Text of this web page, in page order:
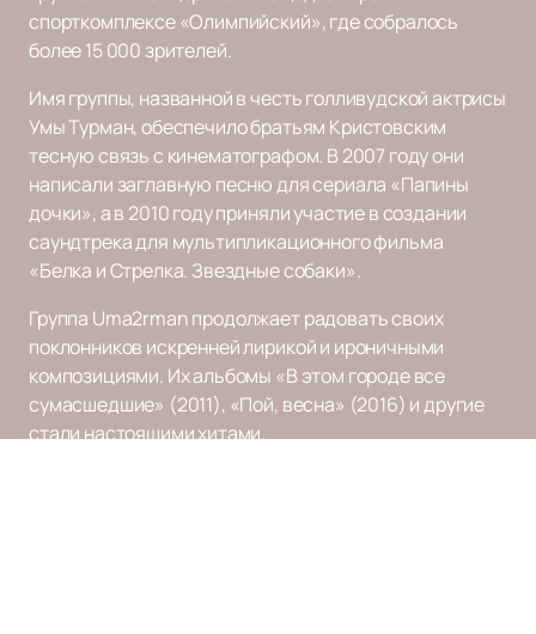
спорткомплексе «Олимпийский», где собралось
более 15 000 зрителей.
Имя группы, названной в честь голливудской актрисы
Умы Турман, обеспечило братьям Кристовским
тесную связь с кинематографом. В 2007 году они
написали заглавную песню для сериала «Папины
дочки», а в 2010 году приняли участие в создании
саундтрека для мультипликационного фильма
«Белка и Стрелка. Звездные собаки».
Группа Uma2rman продолжает радовать своих
поклонников искренней лирикой и ироничными
композициями. Их альбомы «В этом городе все
сумасшедшие» (2011), «Пой, весна» (2016) и другие
стали настоящими хитами.